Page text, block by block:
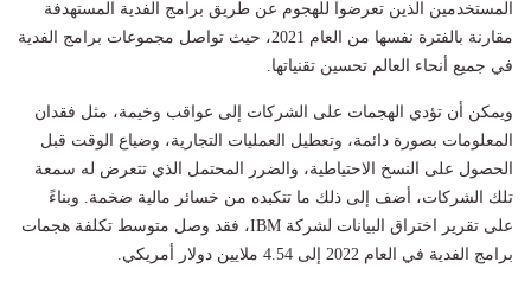
المستخدمين الذين تعرضوا للهجوم عن طريق برامج الفدية المستهدفة
مقارنة بالفترة نفسها من العام 2021، حيث تواصل مجموعات برامج الفدية
في جميع أنحاء العالم تحسين تقنياتها.
ويمكن أن تؤدي الهجمات على الشركات إلى عواقب وخيمة، مثل فقدان
المعلومات بصورة دائمة، وتعطيل العمليات التجارية، وضياع الوقت قبل
الحصول على النسخ الاحتياطية، والضرر المحتمل الذي تتعرض له سمعة
تلك الشركات، أضف إلى ذلك ما تتكبده من خسائر مالية ضخمة. وبناءً
على تقرير اختراق البيانات لشركة IBM، فقد وصل متوسط تكلفة هجمات
برامج الفدية في العام 2022 إلى 4.54 ملايين دولار أمريكي.